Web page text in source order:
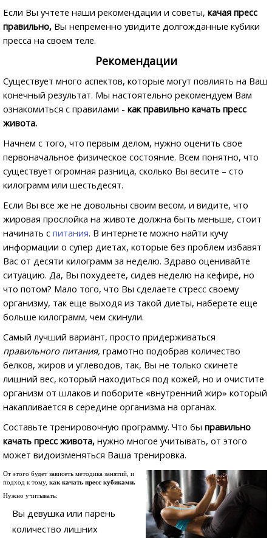
Если Вы учтете наши рекомендации и советы, качая пресс
правильно, Вы непременно увидите долгожданные кубики
пресса на своем теле.
Рекомендации
Существует много аспектов, которые могут повлиять на Ваш
конечный результат. Мы настоятельно рекомендуем Вам
ознакомиться с правилами - как правильно качать пресс
живота.
Начнем с того, что первым делом, нужно оценить свое
первоначальное физическое состояние. Всем понятно, что
существует огромная разница, сколько Вы весите – сто
килограмм или шестьдесят.
Если Вы все же не довольны своим весом, и видите, что
жировая прослойка на животе должна быть меньше, стоит
начинать с питания. В интернете можно найти кучу
информации о супер диетах, которые без проблем избавят
Вас от десяти килограмм за неделю. Здраво оценивайте
ситуацию. Да, Вы похудеете, сидев неделю на кефире, но
что потом? Мало того, что Вы сделаете стресс своему
организму, так еще выходя из такой диеты, наберете еще
больше килограмм, чем скинули.
Самый лучший вариант, просто придерживаться
правильного питания, грамотно подобрав количество
белков, жиров и углеводов, так, Вы не только скинете
лишний вес, который находиться под кожей, но и очистите
организм от шлаков и поборите «внутренний жир» который
накапливается в середине организма на органах.
Составьте тренировочную программу. Что бы правильно
качать пресс живота, нужно многое учитывать, от этого
может видоизменяться Ваша тренировка.
От этого будет зависеть методика занятий, и
подход к тому, как качать пресс кубиками.
Нужно учитывать:
Вы девушка или парень
количество лишних